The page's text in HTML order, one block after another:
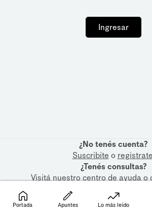
Ingresar
¿No tenés cuenta?
Suscribite o registrate
¿Tenés consultas?
Visitá nuestrocentro de ayudao
Portada Apuntes Lo más leído